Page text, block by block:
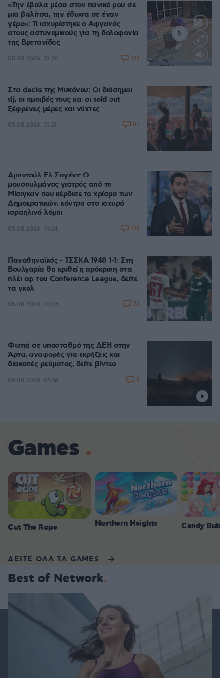
«Την έβαλα μέσα στον πανικό μου σε
μια βαλίτσα, την έδωσα σε έναν
γέρο»: Τι ισχυρίστηκε ο Αφγανός
στους αστυνομικούς για τη δολοφονία
της Βρετανίδας
05.08.2026, 12:26 114
Στα decks της Μυκόνου: Οι διάσημοι
dj, οι αμοιβές τους και οι sold out
ξέφρενες μέρες και νύχτες
05.08.2026, 15:21 87
Αμπντούλ Ελ Σαγέντ: Ο
μουσουλμάνος γιατρός από το
Μίσιγκαν που κέρδισε το χρίσμα των
Δημοκρατικών, κόντρα στο ισχυρό
ισραηλινό λόμπι
05.08.2026, 19:24 176
Παναθηναϊκός - ΤΣΣΚΑ 1948 1-1: Στη
Βουλγαρία θα κριθεί η πρόκριση στα
πλέι οφ του Conference League, δείτε
τα γκολ
05.08.2026, 23:24 72
Φωτιά σε υποσταθμό της ΔΕΗ στην
Άρτα, αναφορές για εκρήξεις και
διακοπές ρεύματος, δείτε βίντεο
06.08.2026, 01:46 5
Games
Cut The Rope Northern Heights Candy
ΔΕΙΤΕ ΟΛΑ ΤΑ GAMES
Best of Network